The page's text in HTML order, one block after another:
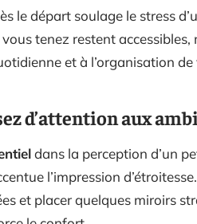
le départ soulage le stress
tenez restent
et à l’organisation
d’attention aux
dans la perception d’un
l’impression
et placer quelques miroirs